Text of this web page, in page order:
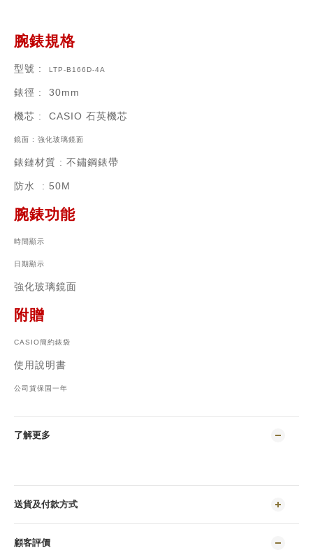
腕錶規格
型號 : LTP-B166D-4A
錶徑 : 30mm
機芯 : CASIO 石英機芯
鏡面 : 強化玻璃鏡面
錶鏈材質 : 不鏽鋼錶帶
防水 : 50M
腕錶功能
時間顯示
日期顯示
強化玻璃鏡面
附贈
CASIO簡約錶袋
使用說明書
公司貨保固一年
了解更多
送貨及付款方式
顧客評價